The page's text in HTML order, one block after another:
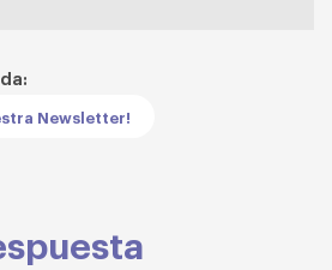
Newsletter!